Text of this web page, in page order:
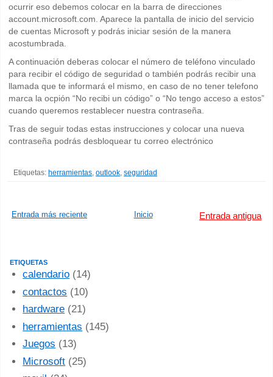
ocurrir eso debemos colocar en la barra de direcciones
account.microsoft.com. Aparece la pantalla de inicio del servicio
de cuentas Microsoft y podrás iniciar sesión de la manera
acostumbrada.
A continuación deberas colocar el número de teléfono vinculado
para recibir el código de seguridad o también podrás recibir una
llamada que te informará el mismo, en caso de no tener telefono
marca la ocpión “No recibi un código” o “No tengo acceso a estos”
cuando queremos restablecer nuestra contraseña.
Tras de seguir todas estas instrucciones y colocar una nueva
contraseña podrás desbloquear tu correo electrónico
Etiquetas: herramientas outlook seguridad
Entrada más reciente Entrada antigua
Inicio
ETIQUETAS
calendario (14)
contactos (10)
hardware (21)
herramientas (145)
Juegos (13)
Microsoft (25)